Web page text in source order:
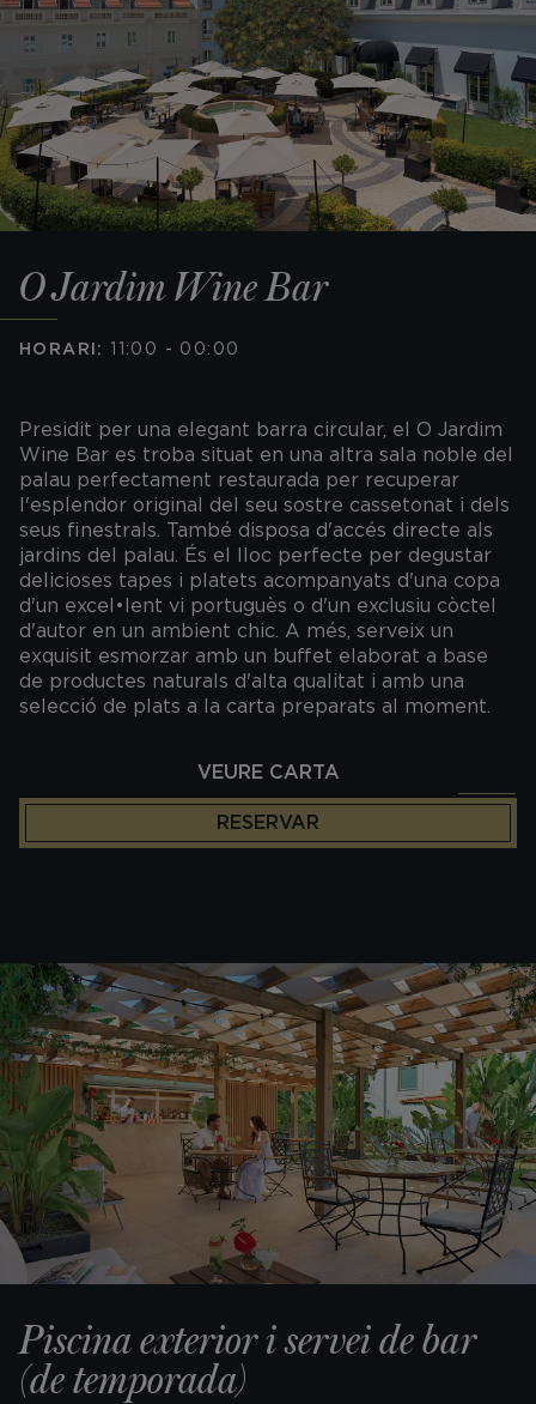
O Jardim Wine Bar
HORARI: 11:00 - 00:00
Presidit per una elegant barra circular, el O Jardim
Wine Bar es troba situat en una altra sala noble del
palau perfectament restaurada per recuperar
l'esplendor original del seu sostre cassetonat i dels
seus finestrals. També disposa d'accés directe als
jardins del palau. És el lloc perfecte per degustar
delicioses tapes i platets acompanyats d'una copa
d'un excel•lent vi portuguès o d'un exclusiu còctel
d'autor en un ambient chic. A més, serveix un
exquisit esmorzar amb un buffet elaborat a base
de productes naturals d'alta qualitat i amb una
selecció de plats a la carta preparats al moment.
VEURE CARTA
RESERVAR
Piscina exterior i servei de bar
(de temporada)